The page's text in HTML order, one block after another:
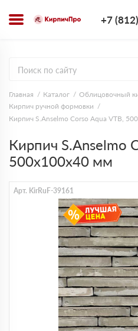
+7
Главная Каталог
Облицовочный
Кирпич ручной формовки
Кирпич S.Anselmo Corso Aqua VTB,
Кирпич S.Anselmo
500х100х40 мм
Арт. KirRuF-39161